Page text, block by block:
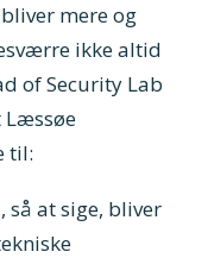
mere og
ikke altid
of Security Lab
Læssøe
til:
så at sige, bliver